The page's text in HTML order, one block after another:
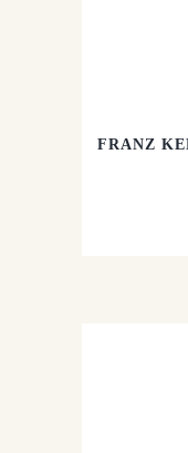
FRANZ